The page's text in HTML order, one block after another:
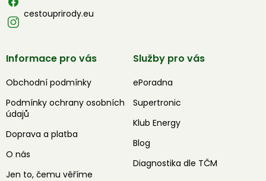
cestouprirody.eu
Informace pro vás
Obchodní podmínky
Podmínky ochrany osobních
údajů
Doprava a platba
O nás
Jen to, čemu věříme
Služby pro vás
ePoradna
Supertronic
Klub Energy
Blog
Diagnostika dle TČM